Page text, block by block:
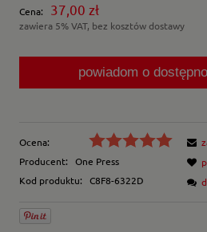
Cena: 37,00 zł
zawiera 5% VAT, bez kosztów dostawy
powiadom o
Ocena:
Producent:
One Press
Kod produktu:
C8F8-6322D